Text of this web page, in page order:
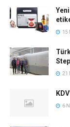
15
21
6